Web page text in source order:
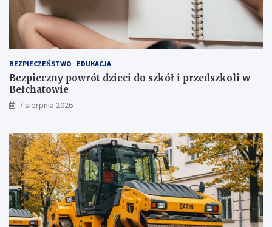
ż
u
ż
,
t
u
ż
BEZPIECZEŃSTWO EDUKACJA
Bezpieczny powrót dzieci do szkół i przedszkoli w
Bełchatowie
7 sierpnia 2026